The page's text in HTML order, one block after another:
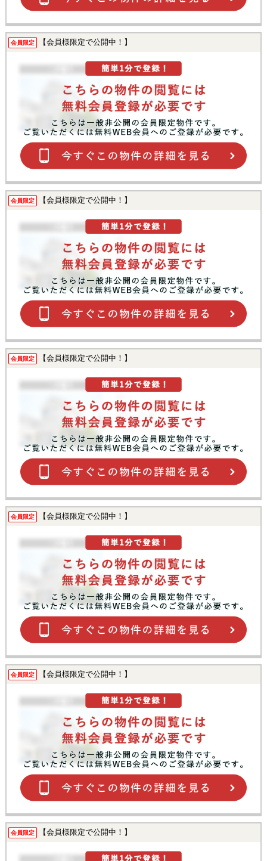
会員限定 【会員様限定で公開中！】
会員限定 【会員様限定で公開中！】
会員限定 【会員様限定で公開中！】
会員限定 【会員様限定で公開中！】
会員限定 【会員様限定で公開中！】
会員限定 【会員様限定で公開中！】